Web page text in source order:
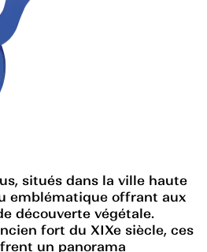
situés dans la ville haute
emblématique offrant aux
découverte végétale.
fort du XIXe siècle, ces
un panorama